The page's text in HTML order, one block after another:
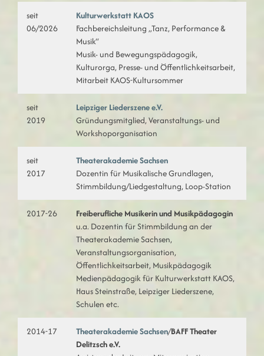
seit
06/2026
Kulturwerkstatt KAOS
Fachbereichsleitung „Tanz, Performance &
Musik“
Musik- und Bewegungspädagogik,
Kulturorga, Presse- und Öffentlichkeitsarbeit,
Mitarbeit KAOS-Kultursommer
seit
2019
Leipziger Liederszene e.V.
Gründungsmitglied, Veranstaltungs- und
Workshoporganisation
seit
2017
Theaterakademie Sachsen
Dozentin für Musikalische Grundlagen,
Stimmbildung/Liedgestaltung, Loop-Station
2017-26
Freiberufliche Musikerin und Musikpädagogin
u.a. Dozentin für Stimmbildung an der
Theaterakademie Sachsen,
Veranstaltungsorganisation,
Öffentlichkeitsarbeit, Musikpädagogik
Medienpädagogik für Kulturwerkstatt KAOS,
Haus Steinstraße, Leipziger Liederszene,
Schulen etc.
2014-17 Theaterakademie Sachsen/BAFF Theater
Delitzsch e.V.